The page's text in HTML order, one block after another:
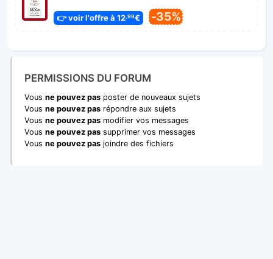
👉 voir l'offre à 12,99€ -35%
PERMISSIONS DU FORUM
Vous ne pouvez pas poster de nouveaux sujets
Vous ne pouvez pas répondre aux sujets
Vous ne pouvez pas modifier vos messages
Vous ne pouvez pas supprimer vos messages
Vous ne pouvez pas joindre des fichiers